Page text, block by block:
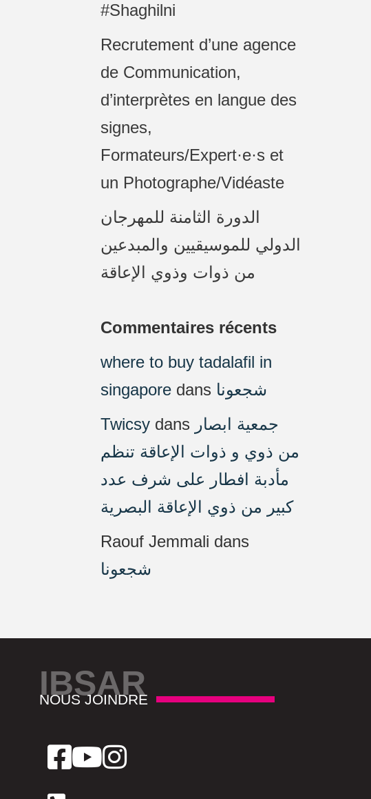
#Shaghilni
Recrutement d’une agence
de Communication,
d’interprètes en langue des
signes,
Formateurs/Expert·e·s et
un Photographe/Vidéaste
الدورة الثامنة للمهرجان
الدولي للموسيقيين والمبدعين
من ذوات وذوي الإعاقة
Commentaires récents
where to buy tadalafil in
singapore dans شجعونا
Twicsy dans جمعية ابصار
من ذوي و ذوات الإعاقة تنظم
مأدبة افطار على شرف عدد
كبير من ذوي الإعاقة البصرية
Raouf Jemmali dans
شجعونا
IBSAR
NOUS JOINDRE